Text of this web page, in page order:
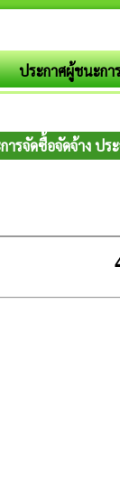
ประกาศผู้ชนะกา
ารจัดซื้อจัดจ้าง ป